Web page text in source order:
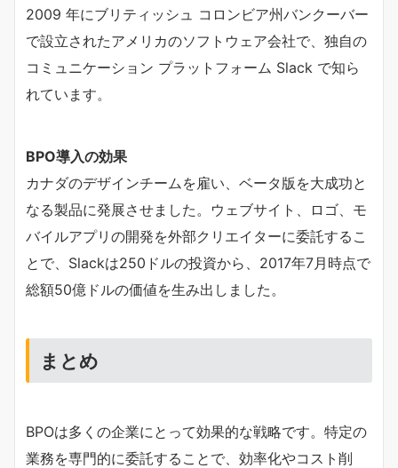
2009 年にブリティッシュ コロンビア州バンクーバー
で設立されたアメリカのソフトウェア会社で、独自の
コミュニケーション プラットフォーム Slack で知ら
れています。
BPO導入の効果
カナダのデザインチームを雇い、ベータ版を大成功と
なる製品に発展させました。ウェブサイト、ロゴ、モ
バイルアプリの開発を外部クリエイターに委託するこ
とで、Slackは250ドルの投資から、2017年7月時点で
総額50億ドルの価値を生み出しました。
まとめ
BPOは多くの企業にとって効果的な戦略です。特定の
業務を専門的に委託することで、効率化やコスト削